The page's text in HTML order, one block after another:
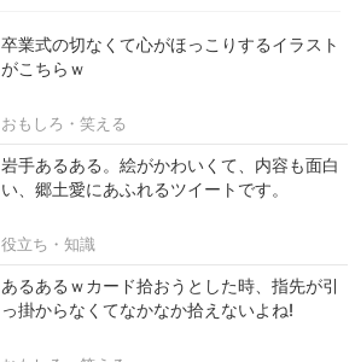
卒業式の切なくて心がほっこりするイラスト
がこちらｗ
おもしろ・笑える
岩手あるある。絵がかわいくて、内容も面白
い、郷土愛にあふれるツイートです。
役立ち・知識
あるあるｗカード拾おうとした時、指先が引
っ掛からなくてなかなか拾えないよね!